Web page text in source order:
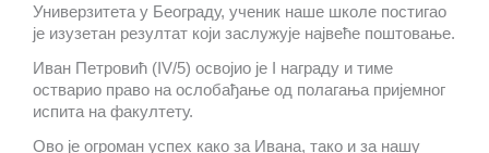
Универзитета у Београду, ученик наше школе постигао
је изузетан резултат који заслужује највеће поштовање.
Иван Петровић (IV/5) освојио је I награду и тиме
остварио право на ослобађање од полагања пријемног
испита на факултету.
Ово је огроман успех како за Ивана, тако и за нашу